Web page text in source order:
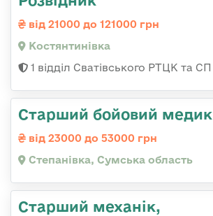
від 21000 до 121000 грн
Костянтинівка
1 відділ Сватівського РТЦК та СП
Старший бойовий медик
від 23000 до 53000 грн
Степанівка, Сумська область
Стаpший механік,